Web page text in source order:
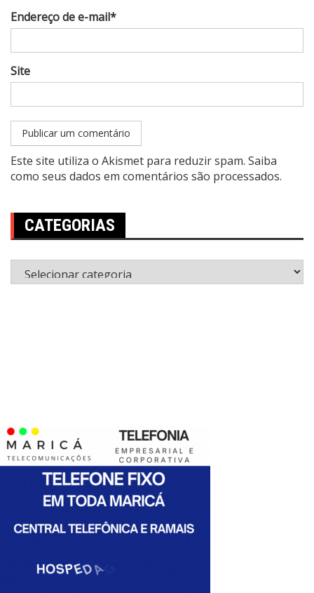
Endereço de e-mail*
Site
Este site utiliza o Akismet para reduzir spam. Saiba
como seus dados em comentários são processados.
CATEGORIAS
Categorias